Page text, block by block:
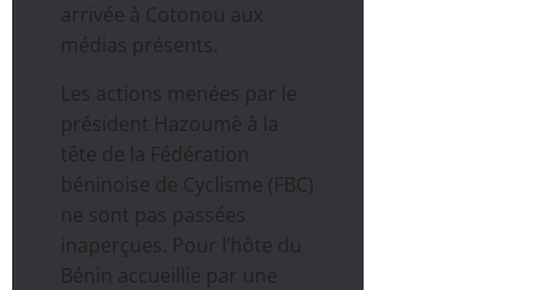
arrivée à Cotonou aux
médias présents.
Les actions menées par le
président Hazoumè à la
tête de la Fédération
béninoise de Cyclisme (FBC)
ne sont pas passées
inaperçues. Pour l’hôte du
Bénin accueillie par une